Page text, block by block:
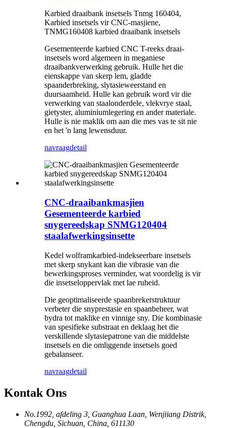
Karbied draaibank insetsels Tnmg 160404,
Karbied insetsels vir CNC-masjiene,
TNMG160408 karbied draaibank insetsels
Gesementeerde karbied CNC T-reeks draai-
insetsels word algemeen in meganiese
draaibankverwerking gebruik. Hulle het die
eienskappe van skerp lem, gladde
spaanderbreking, slytasieweerstand en
duursaamheid. Hulle kan gebruik word vir die
verwerking van staalonderdele, vlekvrye staal,
gietyster, aluminiumlegering en ander materiale.
Hulle is nie maklik om aan die mes vas te sit nie
en het 'n lang lewensduur.
navraagdetail
CNC-draaibankmasjien
Gesementeerde karbied
snygereedskap SNMG120404
staalafwerkingsinsette
Kedel wolframkarbied-indekseerbare insetsels
met skerp snykant kan die vibrasie van die
bewerkingsproses verminder, wat voordelig is vir
die insetseloppervlak met lae ruheid.
Die geoptimaliseerde spaanbrekerstruktuur
verbeter die snyprestasie en spaanbeheer, wat
bydra tot maklike en vinnige sny. Die kombinasie
van spesifieke substraat en deklaag het die
verskillende slytasiepatrone van die middelste
insetsels en die omliggende insetsels goed
gebalanseer.
navraagdetail
Kontak Ons
No.1992, afdeling 3, Guanghua Laan, Wenjiiang Distrik,
Chengdu, Sichuan, China, 611130